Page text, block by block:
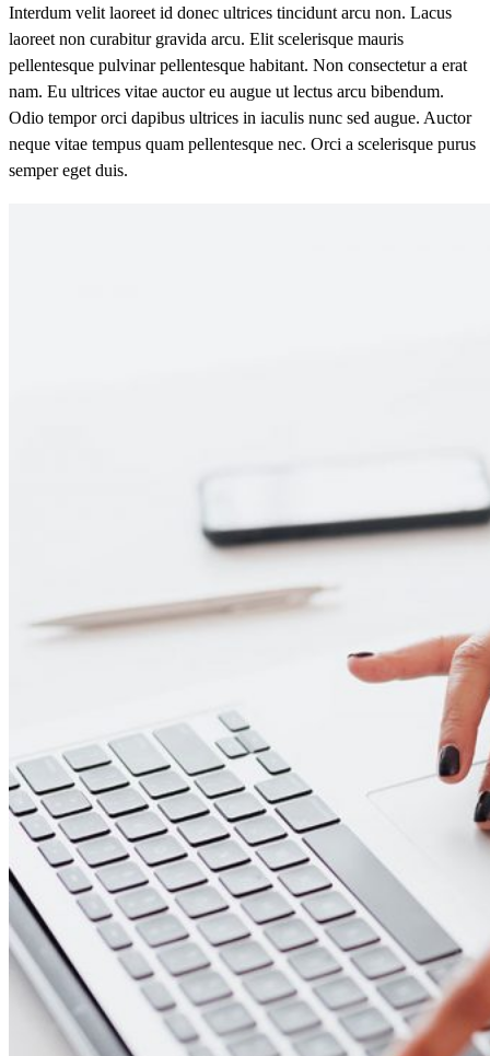
Interdum velit laoreet id donec ultrices tincidunt arcu non. Lacus
laoreet non curabitur gravida arcu. Elit scelerisque mauris
pellentesque pulvinar pellentesque habitant. Non consectetur a erat
nam. Eu ultrices vitae auctor eu augue ut lectus arcu bibendum.
Odio tempor orci dapibus ultrices in iaculis nunc sed augue. Auctor
neque vitae tempus quam pellentesque nec. Orci a scelerisque purus
semper eget duis.